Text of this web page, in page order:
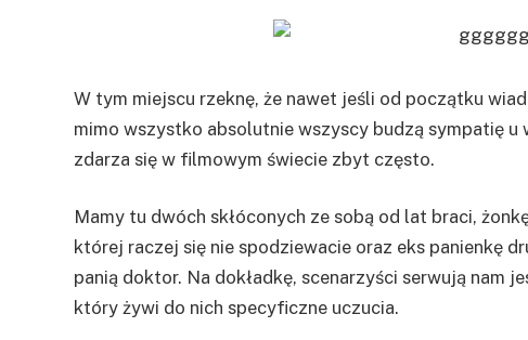
W tym miejscu rzeknę, że nawet jeśli od początku
mimo wszystko absolutnie wszyscy budzą sympatię u
zdarza się w filmowym świecie zbyt często.
Mamy tu dwóch skłóconych ze sobą od lat braci,
której raczej się nie spodziewacie oraz eks panienkę
panią doktor. Na dokładkę, scenarzyści serwują nam
który żywi do nich specyficzne uczucia.